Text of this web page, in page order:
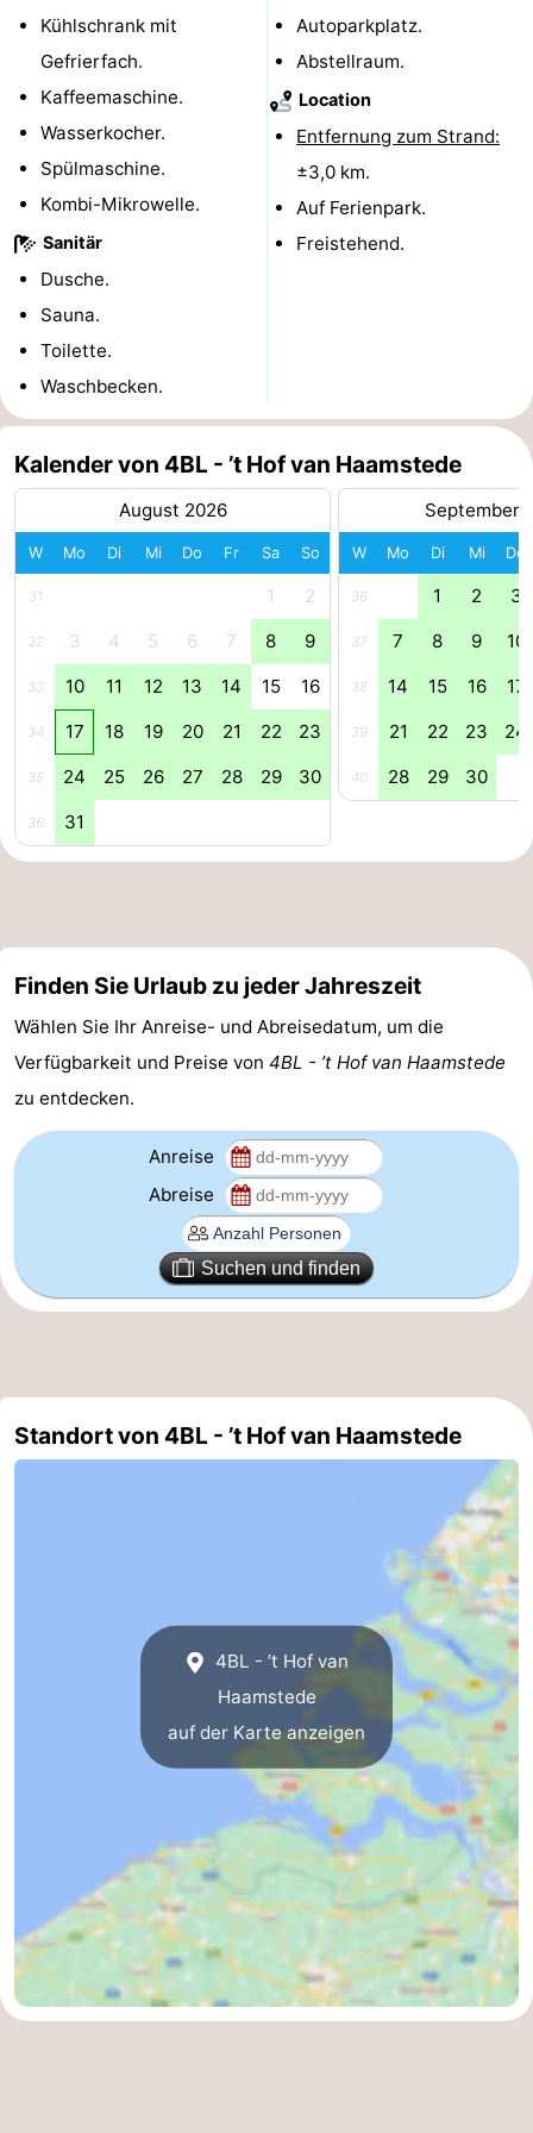
Praktisch
Forum
Route
-
Parken
Reisebuchshop
Medizin
Adressen
Region
Südholland
-
Bollenstreek
-
Hollands
Duin
Noordwijk
Katwijk
Scheveningen
Den
-
Rockanje
Zeeland
Duiveland
-
Brouwershaven
-
Bruinisse
-
Natur
-
Kop
-
Kontakt
Kühlschrank mit
Gefrierfach.
Kaffeemaschine.
Wasserkocher.
Spülmaschine.
Kombi-Mikrowelle.
Sanitär
Dusche.
Sauna.
Toilette.
Waschbecken.
Autoparkplatz.
Abstellraum.
Location
Entfernung zum Strand:
±3,0 km.
Auf Ferienpark.
Freistehend.
Kalender von 4BL - ’t Hof van Haamstede
August 2026
W Mo Di Mi Do Fr Sa So
31 1 2
32 3 4 5 6 7 8 9
33 10 11 12 13 14 15 16
34 17 18 19 20 21 22 23
35 24 25 26 27 28 29 30
36 31
September
W Mo Di Mi Do
36 1 2 3
37 7 8 9 10
38 14 15 16 17
39 21 22 23 24
40 28 29 30
Finden Sie Urlaub zu jeder Jahreszeit
Wählen Sie Ihr Anreise- und Abreisedatum, um die
Verfügbarkeit und Preise von 4BL - ’t Hof van Haamstede
zu entdecken.
Anreise
Abreise
Suchen und finden
Standort von 4BL - ’t Hof van Haamstede
4BL - ’t Hof van
Haamstede
auf der Karte anzeigen